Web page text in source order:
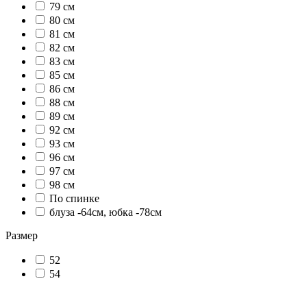
79 см
80 см
81 см
82 см
83 см
85 см
86 см
88 см
89 см
92 см
93 см
96 см
97 см
98 см
По спинке
блуза -64см, юбка -78см
Размер
52
54